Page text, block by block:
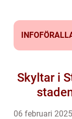
Skyltar i
06 februari 2025